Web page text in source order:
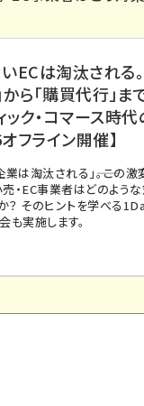
ECは淘汰される。
ら「購買代行」ま
ック・コマース時代
フライン開催】
は淘汰される」――。この激
・EC事業者はどのよう
？ そのヒントを学べる
も実施します。